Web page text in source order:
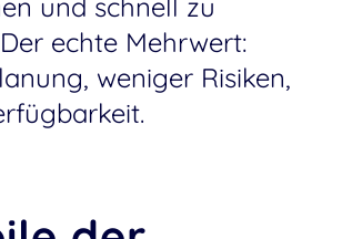
und schnell zu
echte Mehrwert:
weniger Risiken,